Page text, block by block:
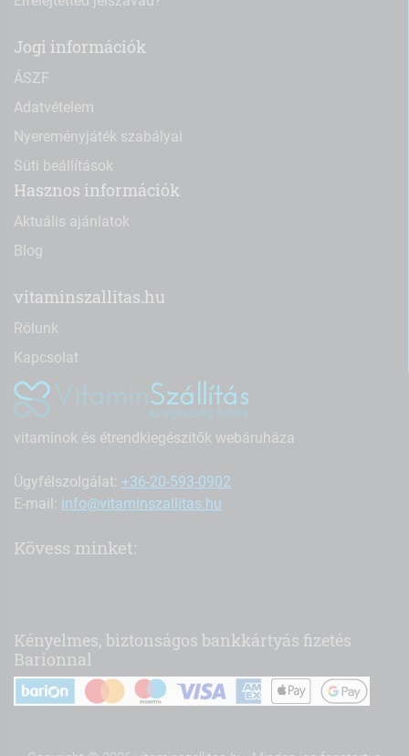
Jogi információk
ÁSZF
Adatvételem
Nyereményjáték szabályai
Süti beállítások
Hasznos információk
Aktuális ajánlatok
Blog
vitaminszallitas.hu
Rólunk
Kapcsolat
vitaminok és étrendkiegészítők webáruháza
Ügyfélszolgálat: +36-20-593-0902
E-mail: info@vitaminszallitas.hu
Kövess minket:
Kényelmes, biztonságos bankkártyás fizetés
Barionnal